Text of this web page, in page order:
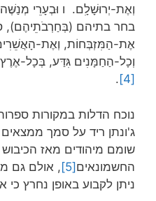
וְאֶת-יְרוּשָׁלִָם. ו וּבְעָרֵי
בחר בתיהם (בְּחַרְבֹתֵיהֶם),
אֶת-הַמִּזְבְּחוֹת, וְאֶת-
וְכָל-הַחַמָּנִים גִּדַּע, בְּכָל-
[4]
.
נוכח הדלות במקורות
ג'ונתן ריד על סמך ממצאים
שומם מיהודים מאז
החשמונאים[5] , אולם גם
ניתן לקבוע באופן נחרץ